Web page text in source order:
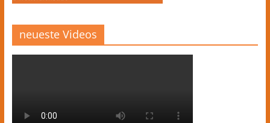
neueste Videos